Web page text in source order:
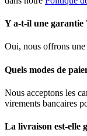
Y a-t-il une garantie
Oui, nous offrons une
Quels modes de
Nous acceptons les
virements bancaires
La livraison est-elle